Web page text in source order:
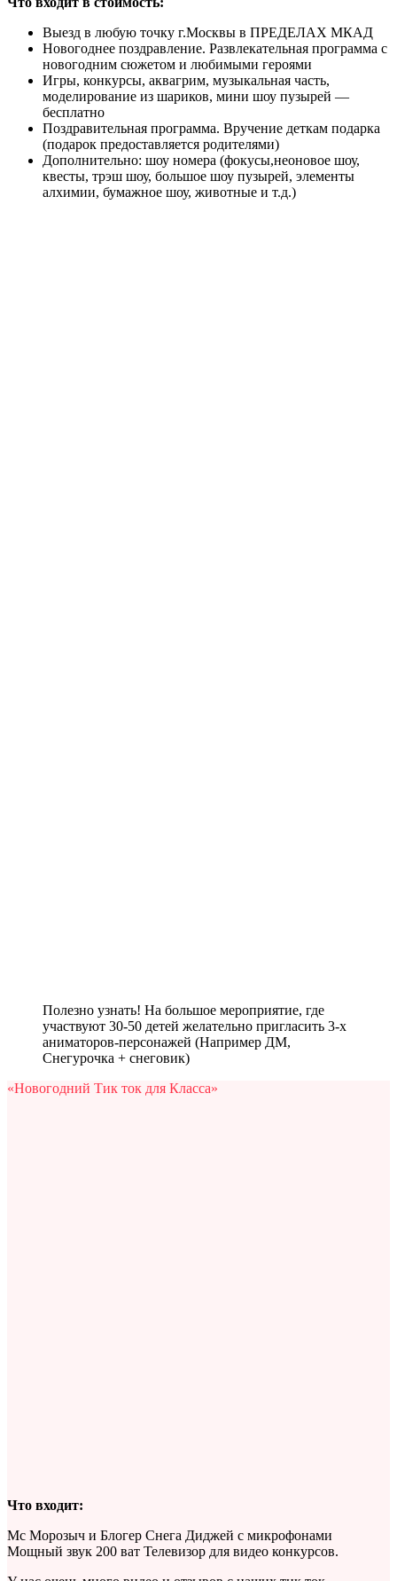
Выезд в любую точку г.Москвы в ПРЕДЕЛАХ МКАД
Новогоднее поздравление. Развлекательная программа с
новогодним сюжетом и любимыми героями
Игры, конкурсы, аквагрим, музыкальная часть,
моделирование из шариков, мини шоу пузырей —
бесплатно
Поздравительная программа. Вручение деткам подарка
(подарок предоставляется родителями)
Дополнительно: шоу номера (фокусы,неоновое шоу,
квесты, трэш шоу, большое шоу пузырей, элементы
алхимии, бумажное шоу, животные и т.д.)
Полезно узнать! На большое мероприятие, где
участвуют 30-50 детей желательно пригласить 3-х
аниматоров-персонажей (Например ДМ,
Снегурочка + снеговик)
«Новогодний Тик ток для Класса»
Что входит:
Мс Морозыч и Блогер Снега Диджей с микрофонами
Мощный звук 200 ват Телевизор для видео конкурсов.